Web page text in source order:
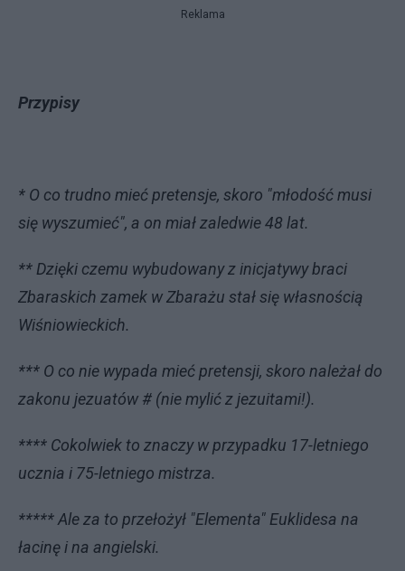
Reklama
Przypisy
* O co trudno mieć pretensje, skoro "młodość musi
się wyszumieć", a on miał zaledwie 48 lat.
** Dzięki czemu wybudowany z inicjatywy braci
Zbaraskich zamek w Zbarażu stał się własnością
Wiśniowieckich.
*** O co nie wypada mieć pretensji, skoro należał do
zakonu jezuatów # (nie mylić z jezuitami!).
**** Cokolwiek to znaczy w przypadku 17-letniego
ucznia i 75-letniego mistrza.
***** Ale za to przełożył "Elementa" Euklidesa na
łacinę i na angielski.